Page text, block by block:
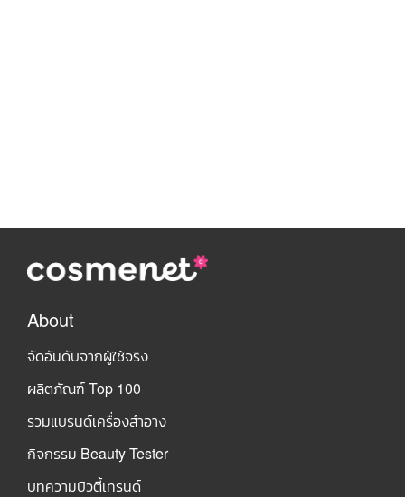
About
จัดอันดับจากผู้ใช้จริง
ผลิตภัณฑ์ Top 100
รวมแบรนด์เครื่องสำอาง
กิจกรรม Beauty Tester
บทความบิวตี้เทรนด์